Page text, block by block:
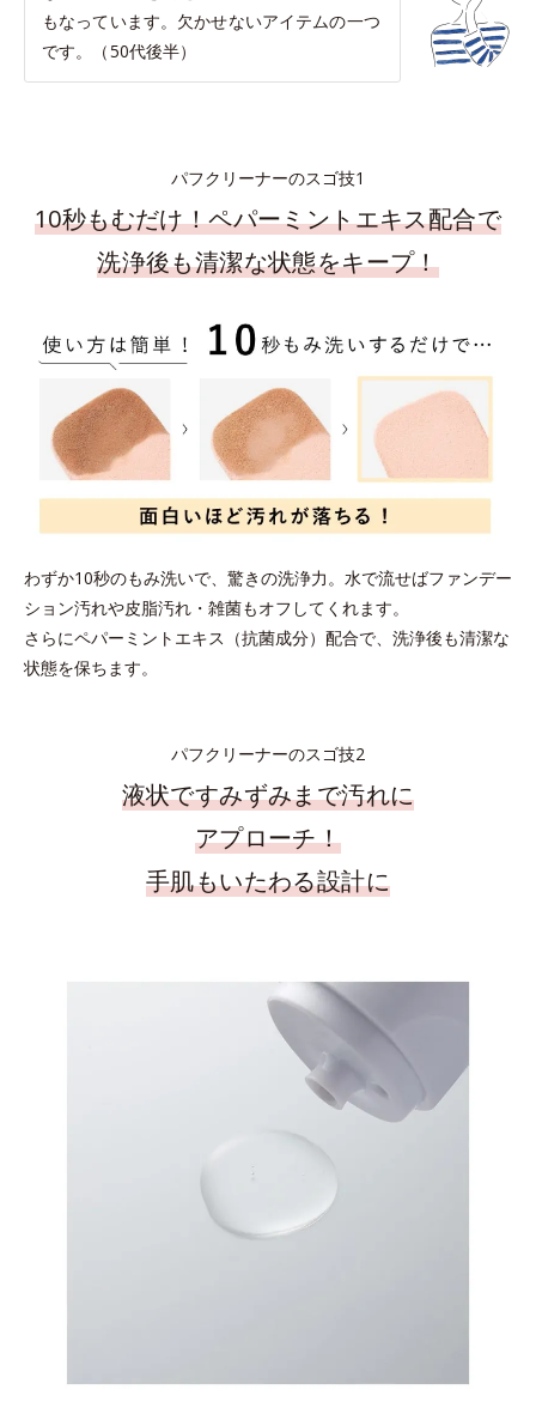
もなっています。欠かせないアイテムの一つ
です。（50代後半）
パフクリーナーのスゴ技1
10秒もむだけ！ペパーミントエキス配合で
洗浄後も清潔な状態をキープ！
わずか10秒のもみ洗いで、驚きの洗浄力。水で流せばファンデー
ション汚れや皮脂汚れ・雑菌もオフしてくれます。
さらにペパーミントエキス（抗菌成分）配合で、洗浄後も清潔な
状態を保ちます。
パフクリーナーのスゴ技2
液状ですみずみまで汚れに
アプローチ！
手肌もいたわる設計に